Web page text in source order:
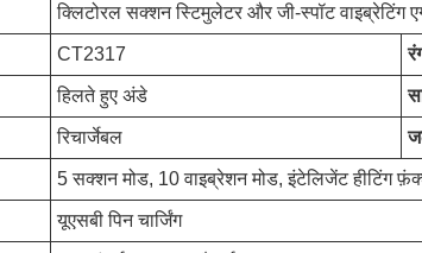
क्लिटोरल सक्शन स्टिमुलेटर और जी-स्पॉट वाइब्रेटिंग
CT2317
हिलते हुए अंडे
रिचार्जेबल
5 सक्शन मोड, 10 वाइब्रेशन मोड, इंटेलिजेंट हीटिंग
यूएसबी पिन चार्जिंग